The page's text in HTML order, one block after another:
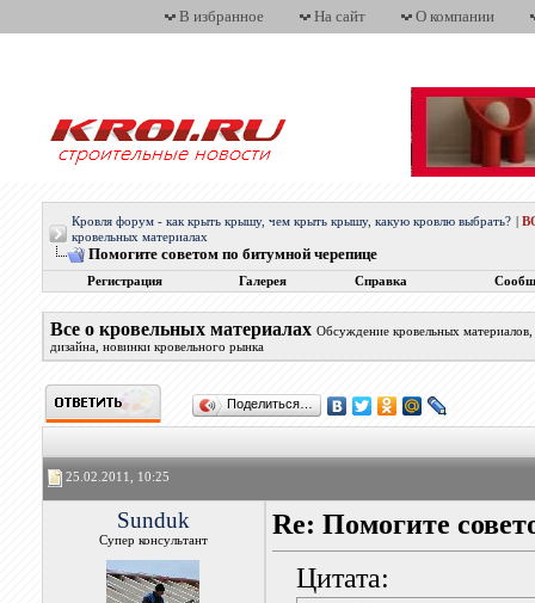
В избранное На сайт О компании
Кровля форум - как крыть крышу, чем крыть крышу, какую кровлю выбрать?
кровельных материалах
Помогите советом по битумной черепице
Регистрация Галерея Справка
Все о кровельных материалах Обсуждение кровельных
дизайна, новинки кровельного рынка
Поделиться…
25.02.2011, 10:25
Sunduk
Супер консультант
Re: Помогите
Цитата: